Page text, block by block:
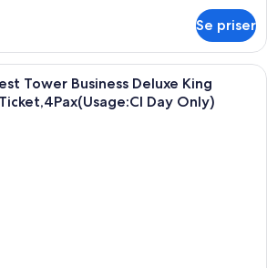
Se priser
Ett hotellrum med en stor säng, ett
Tower Business Deluxe King
Day Only)